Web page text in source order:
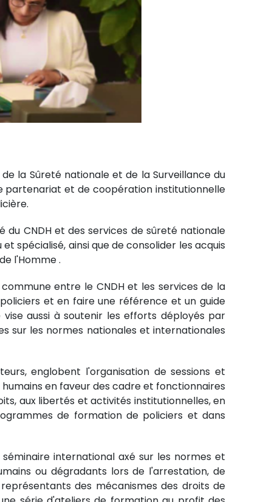
la Sûreté nationale et de la Surveillance du
partenariat et de coopération institutionnelle
CNDH et des services de sûreté nationale
spécialisé, ainsi que de consolider les acquis
l'Homme .
entre le CNDH et les services de la
et en faire une référence et un guide
aussi à soutenir les efforts déployés par
sur les normes nationales et internationales
englobent l'organisation de sessions et
en faveur des cadre et fonctionnaires
aux libertés et activités institutionnelles, en
de formation de policiers et dans
international axé sur les normes et
ou dégradants lors de l'arrestation, de
des mécanismes des droits de